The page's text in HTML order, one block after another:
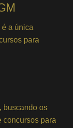
a única
para
buscando os
concursos para